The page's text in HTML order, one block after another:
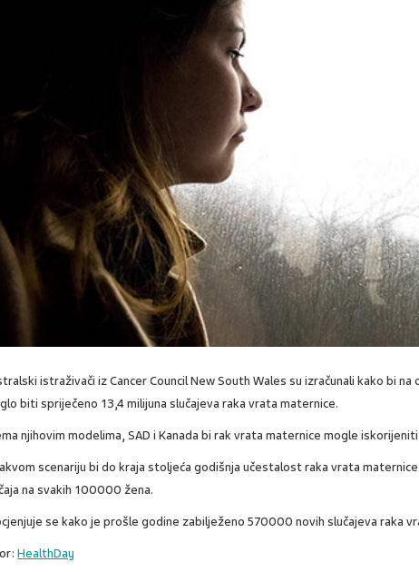
istraživači iz Cancer Council New South Wales su izračunali kako bi na
biti spriječeno 13,4 milijuna slučajeva raka vrata maternice.
njihovim modelima, SAD i Kanada bi rak vrata maternice mogle
scenariju bi do kraja stoljeća godišnja učestalost raka vrata
na svakih 100000 žena.
se kako je prošle godine zabilježeno 570000 novih slučajeva raka
HealthDay